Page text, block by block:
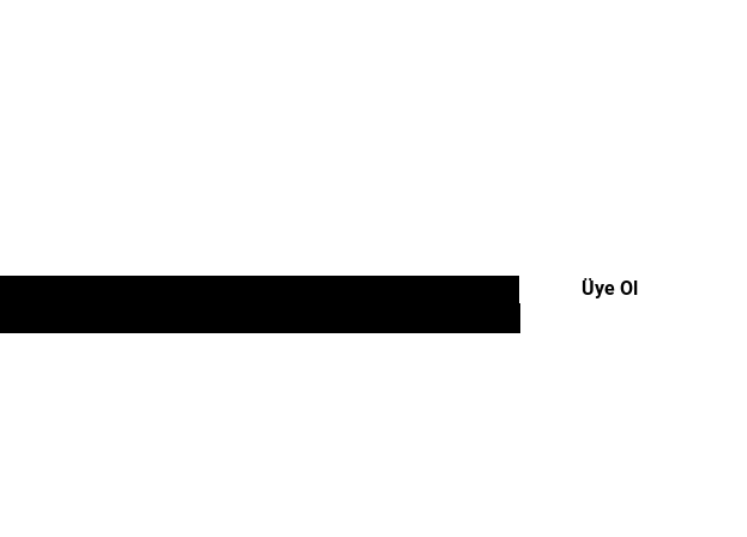
Üye Ol